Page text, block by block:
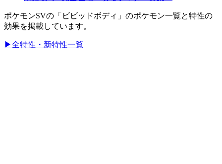
ポケモンSVの「ビビッドボディ」のポケモン一覧と特性の
効果を掲載しています。
▶全特性・新特性一覧